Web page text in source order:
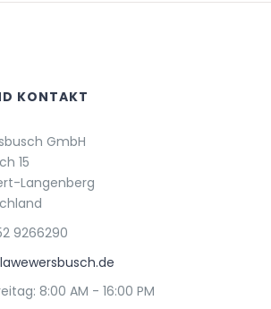
KONTAKT
GmbH
15
Langenberg
9266290
8:00 AM - 16:00 PM